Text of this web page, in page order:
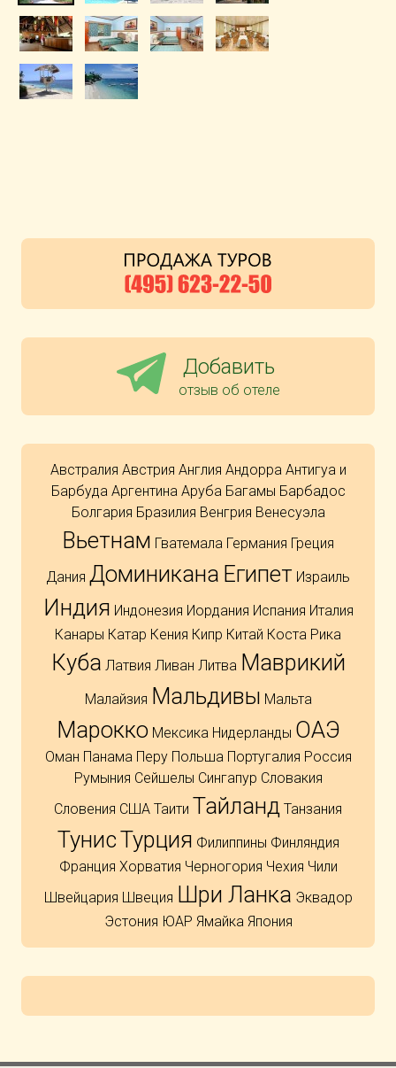
Добавить
отзыв об отеле
Австралия Австрия Англия Андорра Антигуа и
Барбуда Аргентина Аруба Багамы Барбадос
Болгария Бразилия Венгрия Венесуэла
Вьетнам Гватемала Германия Греция
Дания Доминикана Египет Израиль
Индия Индонезия Иордания Испания Италия
Канары Катар Кения Кипр Китай Коста Рика
Куба Латвия Ливан Литва Маврикий
Малайзия Мальдивы Мальта
Марокко Мексика Нидерланды ОАЭ
Оман Панама Перу Польша Португалия Россия
Румыния Сейшелы Сингапур Словакия
Словения США Таити Тайланд Танзания
ТунисТурция Филиппины Финляндия
Франция Хорватия Черногория Чехия Чили
Швейцария Швеция Шри Ланка Эквадор
Эстония ЮАР Ямайка Япония